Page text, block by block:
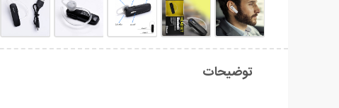
توضیحات